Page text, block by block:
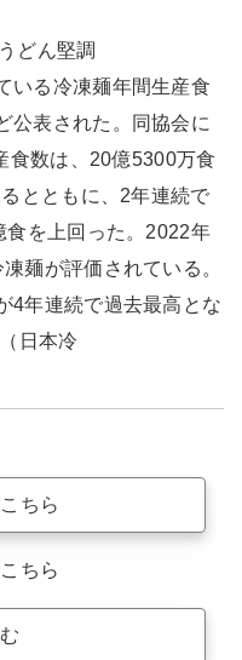
どん堅調
いる冷凍麺年間生産食
公表された。同協会に
食数は、20億5300万食
とともに、2年連続で
食を上回った。2022年
麺が評価されている。
4年連続で過去最高とな
日本冷
ちら
ちら